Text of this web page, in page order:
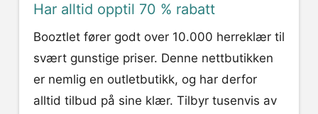
Har alltid opptil 70 % rabatt
Booztlet fører godt over 10.000 herreklær til
svært gunstige priser. Denne nettbutikken
er nemlig en outletbutikk, og har derfor
alltid tilbud på sine klær. Tilbyr tusenvis av